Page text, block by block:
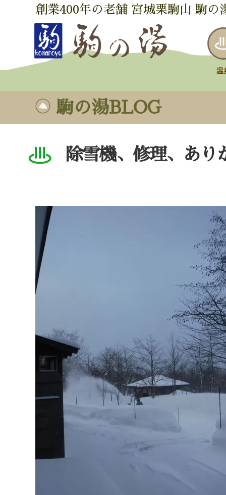
創業400年の老舗 宮城栗駒山 駒の
駒の湯BLOG
除雪機、修理、あり